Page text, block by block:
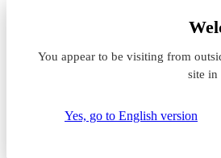
You appear to be visiting from
site in
Yes, go to English version
MDC2 szykuje nowy park
MDC2 szykuje